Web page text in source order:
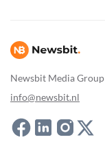
Newsbit Media Group
info@newsbit.nl